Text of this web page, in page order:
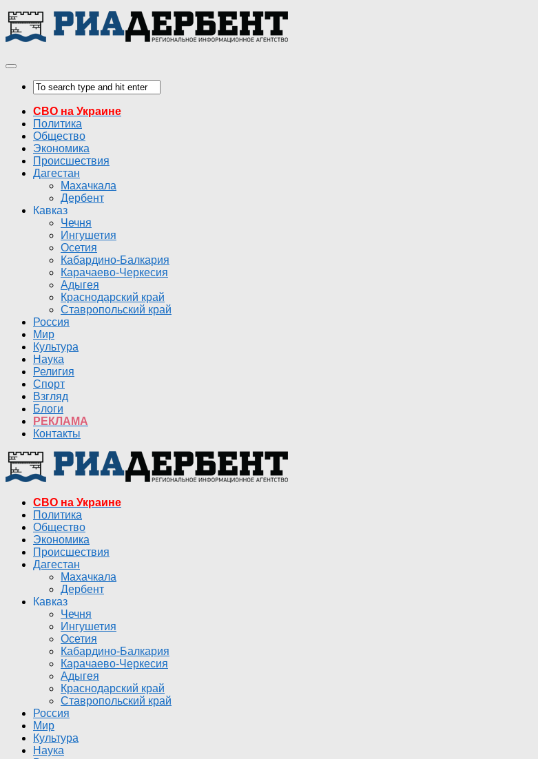
СВО на Украине
Политика
Общество
Экономика
Происшествия
Дагестан
Махачкала
Дербент
Кавказ
Чечня
Ингушетия
Осетия
Кабардино-Балкария
Карачаево-Черкесия
Адыгея
Краснодарский край
Ставропольский край
Россия
Мир
Культура
Наука
Религия
Спорт
Взгляд
Блоги
РЕКЛАМА
Контакты
СВО на Украине
Политика
Общество
Экономика
Происшествия
Дагестан
Махачкала
Дербент
Кавказ
Чечня
Ингушетия
Осетия
Кабардино-Балкария
Карачаево-Черкесия
Адыгея
Краснодарский край
Ставропольский край
Россия
Мир
Культура
Наука